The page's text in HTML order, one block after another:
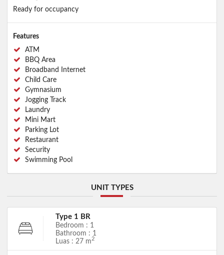
Ready for occupancy
Features
ATM
BBQ Area
Broadband Internet
Child Care
Gymnasium
Jogging Track
Laundry
Mini Mart
Parking Lot
Restaurant
Security
Swimming Pool
UNIT TYPES
Type 1 BR
Bedroom : 1
Bathroom : 1
Luas : 27 m2